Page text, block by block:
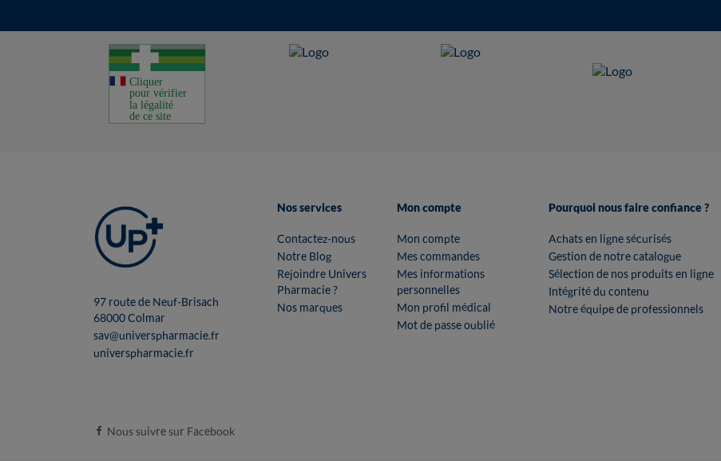
97 route de Neuf-Brisach
68000 Colmar
sav@universpharmacie.fr
universpharmacie.fr
Nos services
Contactez-nous
Notre Blog
Rejoindre Univers
Pharmacie ?
Nos marques
Mon compte
Mon compte
Mes commandes
Mes informations
personnelles
Mon profil médical
Mot de passe oublié
Pourquoi nous faire confiance ?
Achats en ligne sécurisés
Gestion de notre catalogue
Sélection de nos produits en ligne
Intégrité du contenu
Notre équipe de professionnels
Nous suivre sur Facebook